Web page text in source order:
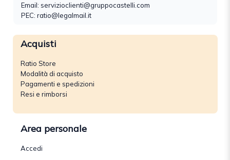
Email: servizioclienti@gruppocastelli.com
PEC: ratio@legalmail.it
Acquisti
Ratio Store
Modalità di acquisto
Pagamenti e spedizioni
Resi e rimborsi
Area personale
Accedi